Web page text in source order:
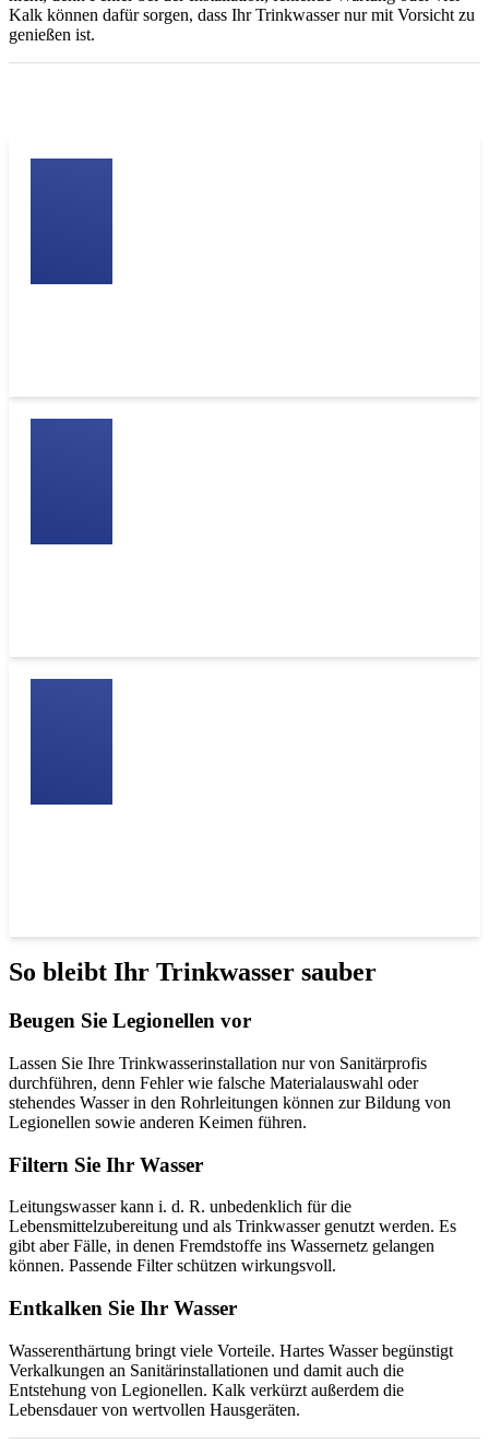
Kalk können dafür sorgen, dass Ihr Trinkwasser nur mit Vorsicht zu
genießen ist.
So bleibt Ihr Trinkwasser sauber
Beugen Sie Legionellen vor
Lassen Sie Ihre Trinkwasserinstallation nur von Sanitärprofis
durchführen, denn Fehler wie falsche Materialauswahl oder
stehendes Wasser in den Rohrleitungen können zur Bildung von
Legionellen sowie anderen Keimen führen.
Filtern Sie Ihr Wasser
Leitungswasser kann i. d. R. unbedenklich für die
Lebensmittelzubereitung und als Trinkwasser genutzt werden. Es
gibt aber Fälle, in denen Fremdstoffe ins Wassernetz gelangen
können. Passende Filter schützen wirkungsvoll.
Entkalken Sie Ihr Wasser
Wasserenthärtung bringt viele Vorteile. Hartes Wasser begünstigt
Verkalkungen an Sanitärinstallationen und damit auch die
Entstehung von Legionellen. Kalk verkürzt außerdem die
Lebensdauer von wertvollen Hausgeräten.